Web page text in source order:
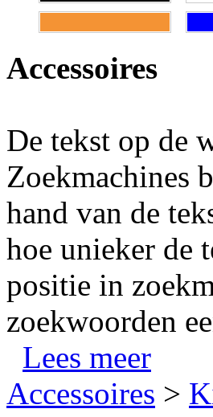
Accessoires
De tekst op de
Zoekmachines
hand van de
hoe unieker de
positie in
zoekwoorden
Lees meer
Accessoires >